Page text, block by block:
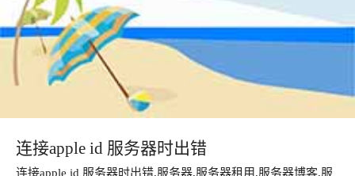
连接apple id 服务器时出错
连接apple id 服务器时出错,服务器,服务器租用,服务器博客,服